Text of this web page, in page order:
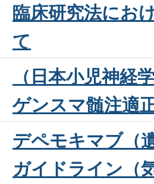
臨床研究法にお
て
（日本小児神経
ゲンスマ髄注適
デペモキマブ（
ガイドライン（